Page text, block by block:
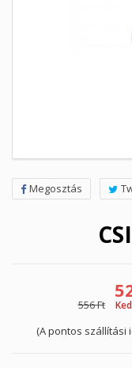
Megosztás
556 Ft
(A pontos szállítási